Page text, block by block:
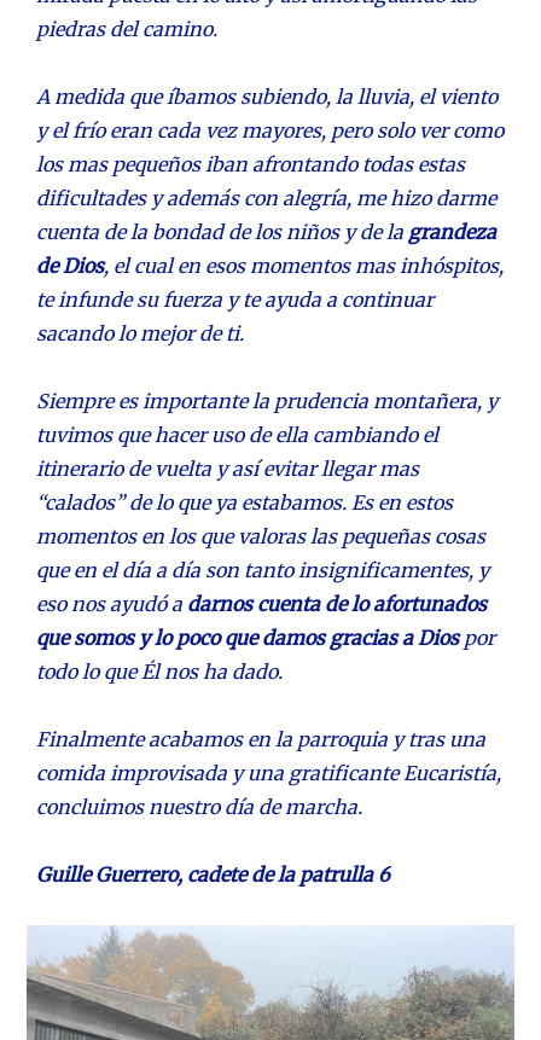
piedras del camino.
A medida que íbamos subiendo, la lluvia, el viento
y el frío eran cada vez mayores, pero solo ver como
los mas pequeños iban afrontando todas estas
dificultades y además con alegría, me hizo darme
cuenta de la bondad de los niños y de la grandeza
de Dios, el cual en esos momentos mas inhóspitos,
te infunde su fuerza y te ayuda a continuar
sacando lo mejor de ti.
Siempre es importante la prudencia montañera, y
tuvimos que hacer uso de ella cambiando el
itinerario de vuelta y así evitar llegar mas
“calados” de lo que ya estabamos. Es en estos
momentos en los que valoras las pequeñas cosas
que en el día a día son tanto insignificamentes, y
eso nos ayudó a darnos cuenta de lo afortunados
que somos y lo poco que damos gracias a Diospor
todo lo que Él nos ha dado.
Finalmente acabamos en la parroquia y tras una
comida improvisada y una gratificante Eucaristía,
concluimos nuestro día de marcha.
Guille Guerrero, cadete de la patrulla 6